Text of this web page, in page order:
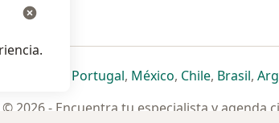
pestaña
una nueva pestaña
se abre en una nueva pestaña
se abre en una nueva pestaña
Portugalse abre en una nueva
, Méxicose abre en una
, Chilese abre en
, Brasilse
,
2026 - Encuentra tu especialista y agenda